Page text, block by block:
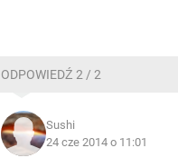
ODPOWIEDŹ 2 / 2
Sushi
24 cze 2014 o 11:01